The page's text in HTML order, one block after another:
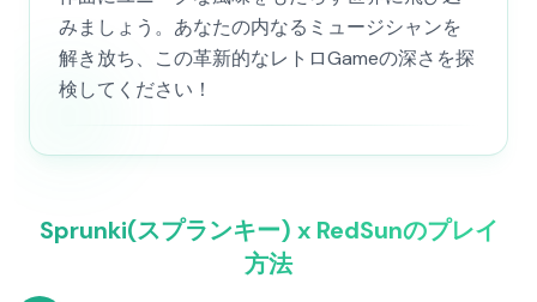
みましょう。あなたの内なるミュージシャンを
解き放ち、この革新的なレトロGameの深さを探
検してください！
Sprunki(スプランキー) x RedSunのプレイ
方法